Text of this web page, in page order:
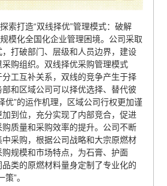
索打造“双线择优”管理模式：破解
模化全国化企业管理困境。公司采取
打破部门、层级和人员边界，建设
购组织。双线择优采购管理模式
工互补关系，双线的竞争产生于择
和区域公司可以择优选择、替代彼
优”的运作机理，区域公司行权更加谨
到位，充分实现了内部竞合，促进
质量和采购效率的提升。公司不断
采购，根据公司战略和大宗原燃材
规模和市场特点，为石膏、护面
类的原燃材料量身定制了专业化的
”。